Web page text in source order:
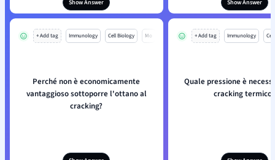
Show Answer Show Answer
+ Add tag Immunology Cell Biology Mo
Perché non è economicamente
vantaggioso sottoporre l'ottano al
cracking?
+ Add tag Immunology
Quale pressione è
cracking termico?